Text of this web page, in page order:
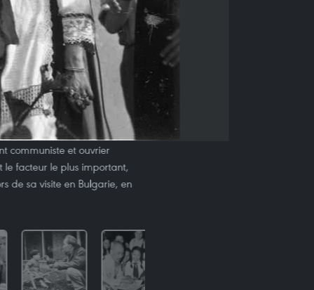
communiste et ouvrier
le facteur le plus important,
de sa visite en Bulgarie, en